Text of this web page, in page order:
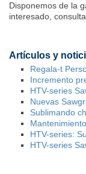
Disponemos de la
interesado,
Artículos y
Regala-t
Incremento
HTV-series
Nuevas
Sublimando
HTV-series:
HTV-series